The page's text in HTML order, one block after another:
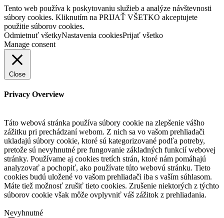
Tento web používa k poskytovaniu služieb a analýze návštevnosti
súbory cookies. Kliknutím na PRIJAŤ VŠETKO akceptujete
použitie súborov cookies.
Odmietnuť všetkyNastavenia cookiesPrijať všetko
Manage consent
Close
Privacy Overview
Táto webová stránka používa súbory cookie na zlepšenie vášho
zážitku pri prechádzaní webom. Z nich sa vo vašom prehliadači
ukladajú súbory cookie, ktoré sú kategorizované podľa potreby,
pretože sú nevyhnutné pre fungovanie základných funkcií webovej
stránky. Používame aj cookies tretích strán, ktoré nám pomáhajú
analyzovať a pochopiť, ako používate túto webovú stránku. Tieto
cookies budú uložené vo vašom prehliadači iba s vaším súhlasom.
Máte tiež možnosť zrušiť tieto cookies. Zrušenie niektorých z týchto
súborov cookie však môže ovplyvniť váš zážitok z prehliadania.
Nevyhnutné